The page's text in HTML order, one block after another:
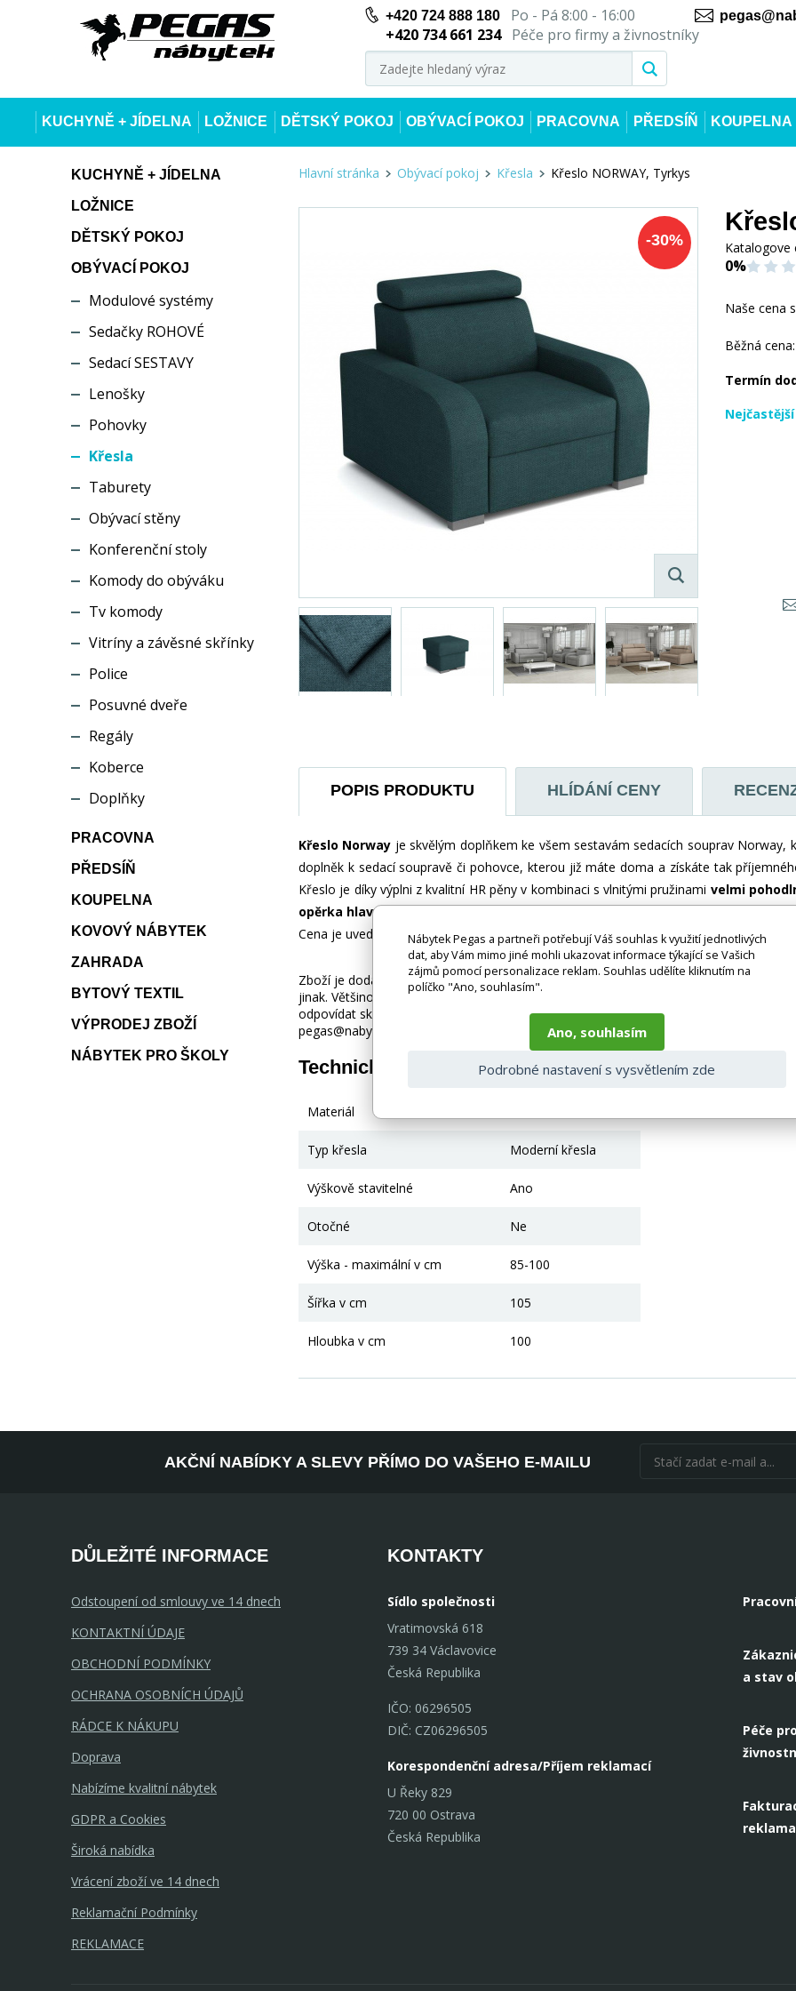
+420 724 888 180Po - Pá 8:00 - 16:00
+420 734 661 234
Péče pro firmy a živnostníky
KUCHYNĚ + JÍDELNA LOŽNICE DĚTSKÝ POKOJ OBÝVACÍ POKOJ PRACOVNA PŘEDSÍŇ KOUPELNA
KUCHYNĚ + JÍDELNA
LOŽNICE
DĚTSKÝ POKOJ
OBÝVACÍ POKOJ
Modulové systémy
Sedačky ROHOVÉ
Sedací SESTAVY
Lenošky
Pohovky
Křesla
Taburety
Obývací stěny
Konferenční stoly
Komody do obýváku
Tv komody
Vitríny a závěsné skřínky
Police
Posuvné dveře
Regály
Koberce
Doplňky
PRACOVNA
PŘEDSÍŇ
KOUPELNA
KOVOVÝ NÁBYTEK
ZAHRADA
BYTOVÝ TEXTIL
VÝPRODEJ ZBOŽÍ
NÁBYTEK PRO ŠKOLY
Hlavní stránka Obývací pokoj Křesla Křeslo NORWAY, Tyrkys
-30% Katalogove
0%
Naše cena
Běžná cena:
Termín
POPIS PRODUKTU HLÍDÁNÍ CENY
Křeslo Norway je skvělým doplňkem ke všem sestavám sedacích souprav
doplněk k sedací soupravě či pohovce, kterou již máte doma a získáte tak
Křeslo je díky výplni z kvalitní HR pěny v kombinaci s vlnitými pružinami velmi
opěrka hlavy.Křeslo je očalouněnokvalitnípotahovou látkou a nabízíme ho v
Cena je uvedena pouze za křeslo. Zobrazení barev na fotografii se může od
Zboží je dodáváno bez doplňků a dekorací (např. textilních doplňků, spotřebičů,
jinak. Většinou je zboží dodáváno v demontovaném stavu, dle charakteru zboží.
odpovídat skutečnosti vlivem nastavení monitoru a převodem do el. podoby. V
pegas@nabytek-pegas.cz či volejte 777244446.
Technické parametry
Materiál
Typ křesla Moderní křesla
Výškově stavitelné Ano
Otočné Ne
Výška - maximální v cm 85-100
Šířka v cm 105
Hloubka v cm 100
AKČNÍ NABÍDKY A SLEVY PŘÍMO DO VAŠEHO E-MAILU
DŮLEŽITÉ INFORMACE
Odstoupení od smlouvy ve 14 dnech
KONTAKTNÍ ÚDAJE
OBCHODNÍ PODMÍNKY
OCHRANA OSOBNÍCH ÚDAJŮ
RÁDCE K NÁKUPU
Doprava
Nabízíme kvalitní nábytek
GDPR a Cookies
Široká nabídka
Vrácení zboží ve 14 dnech
Reklamační Podmínky
REKLAMACE
KONTAKTY
Sídlo společnosti
Vratimovská 618
739 34 Václavovice
Česká Republika
IČO: 06296505
DIČ: CZ06296505
Korespondenční adresa/Příjem reklamací
U Řeky 829
720 00 Ostrava
Česká Republika
a stav
Péče
Nábytek Pegas a partneři potřebují Váš souhlas k využití jednotlivých
dat, aby Vám mimo jiné mohli ukazovat informace týkající se Vašich
zájmů pomocí personalizace reklam. Souhlas udělíte kliknutím na
políčko "Ano, souhlasím".
Ano, souhlasím
Podrobné nastavení s vysvětlením zde